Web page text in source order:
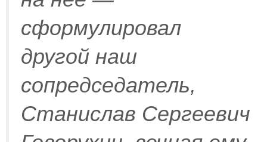
сформулировал
другой наш
сопредседатель,
Станислав Сергеевич